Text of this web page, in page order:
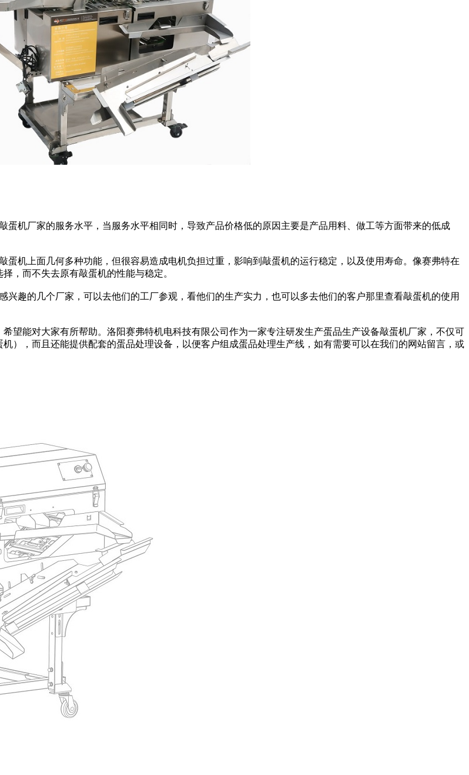
蛋机厂家的服务水平，当服务水平相同时，导致产品价格低的原因主要是产品用料、做工等方面带来的低成
蛋机上面几何多种功能，但很容易造成电机负担过重，影响到敲蛋机的运行稳定，以及使用寿命。像赛弗特在
，而不失去原有敲蛋机的性能与稳定。
兴趣的几个厂家，可以去他们的工厂参观，看他们的生产实力，也可以多去他们的客户那里查看敲蛋机的使用
能对大家有所帮助。洛阳赛弗特机电科技有限公司作为一家专注研发生产蛋品生产设备敲蛋机厂家，不仅可
），而且还能提供配套的蛋品处理设备，以便客户组成蛋品处理生产线，如有需要可以在我们的网站留言，或